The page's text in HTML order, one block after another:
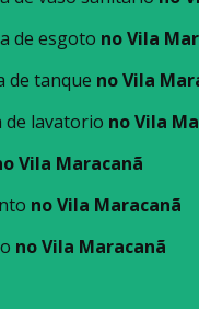
de esgoto no Vila
de tanque no Vila
de lavatorio no Vila
Vila Maracanã
no Vila Maracanã
no Vila Maracanã